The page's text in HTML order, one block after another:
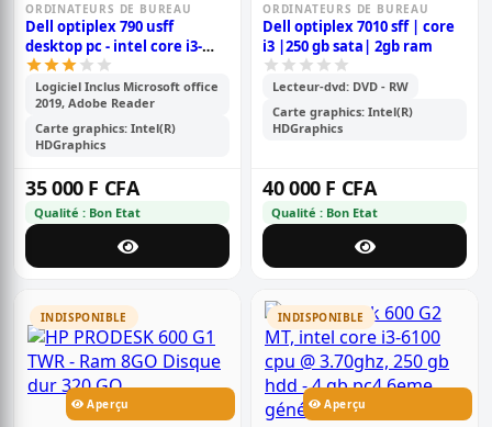
ORDINATEURS DE BUREAU
Dell optiplex 790 usff
desktop pc - intel core i3-
2120 3,3 ghz 8 go 250 go dvd-
rw windows 10 professional
Logiciel Inclus Microsoft office
2019, Adobe Reader
Carte graphics: Intel(R)
HDGraphics
35 000 F CFA
Qualité : Bon Etat
ORDINATEURS DE BUREAU
Dell optiplex 7010 sff | core
i3 |250 gb sata| 2gb ram
Lecteur-dvd: DVD - RW
Carte graphics: Intel(R)
HDGraphics
40 000 F CFA
Qualité : Bon Etat
INDISPONIBLE
Aperçu
INDISPONIBLE
Aperçu